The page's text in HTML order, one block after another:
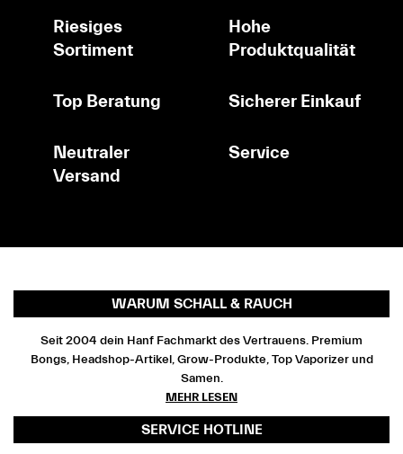
Riesiges
Sortiment
Hohe
Produktqualität
Top Beratung Sicherer Einkauf
Neutraler
Versand
Service
WARUM SCHALL & RAUCH
Seit 2004 dein Hanf Fachmarkt des Vertrauens. Premium
Bongs, Headshop-Artikel, Grow-Produkte, Top Vaporizer und
Samen.
MEHR LESEN
SERVICE HOTLINE